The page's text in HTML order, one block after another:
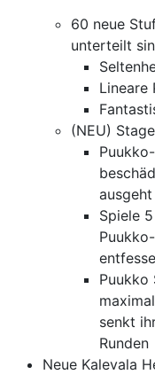
60 neue
unterteilt
Lineare
(NEU)
ausgeht
Spiele
Puukko
senkt
Runden
Neue Kalevala